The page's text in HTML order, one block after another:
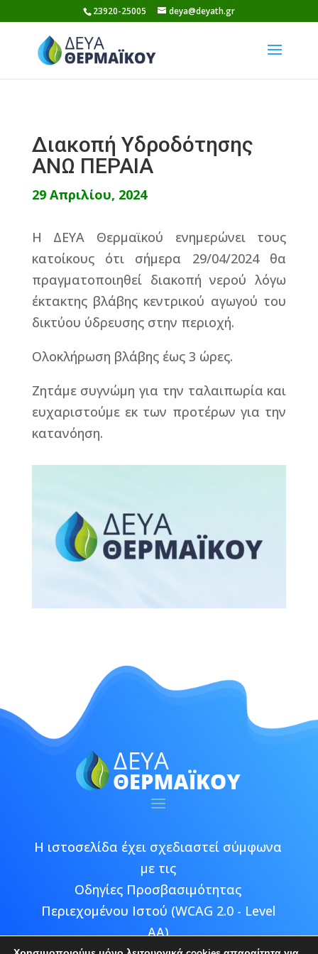
to
content
23920-25005 deya@deyath.gr
Διακοπή Υδροδότησης
ΑΝΩ ΠΕΡΑΙΑ
29 Απριλίου, 2024
Η ΔΕΥΑ Θερμαϊκού ενημερώνει τους
κατοίκους ότι σήμερα 29/04/2024 θα
πραγματοποιηθεί διακοπή νερού λόγω
έκτακτης βλάβης κεντρικού αγωγού του
δικτύου ύδρευσης στην περιοχή.
Ολοκλήρωση βλάβης έως 3 ώρες.
Ζητάμε συγνώμη για την ταλαιπωρία και
ευχαριστούμε εκ των προτέρων για την
κατανόηση.
Η ιστοσελίδα έχει σχεδιαστεί σύμφωνα
με τις
Οδηγίες Προσβασιμότητας
Περιεχομένου Ιστού (WCAG 2.0 - Level
AA)